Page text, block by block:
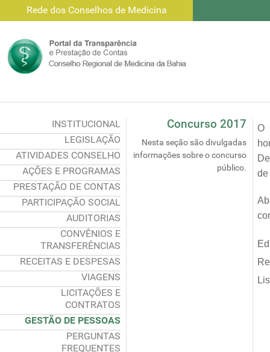
Rede dos Conselhos de Medicina
INSTITUCIONAL
LEGISLAÇÃO
ATIVIDADES CONSELHO
AÇÕES E PROGRAMAS
PRESTAÇÃO DE CONTAS
PARTICIPAÇÃO SOCIAL
AUDITORIAS
CONVÊNIOS E
TRANSFERÊNCIAS
RECEITAS E DESPESAS
VIAGENS
LICITAÇÕES E
CONTRATOS
GESTÃO DE PESSOAS
PERGUNTAS
FREQUENTES
Concurso 2017
Nesta seção são divulgadas
informações sobre o concurso
público.
O
de